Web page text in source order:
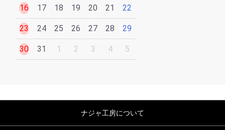
16 17 18 19 20 21 22
23 24 25 26 27 28 29
30 31 1 2 3 4 5
ナジャ工房について